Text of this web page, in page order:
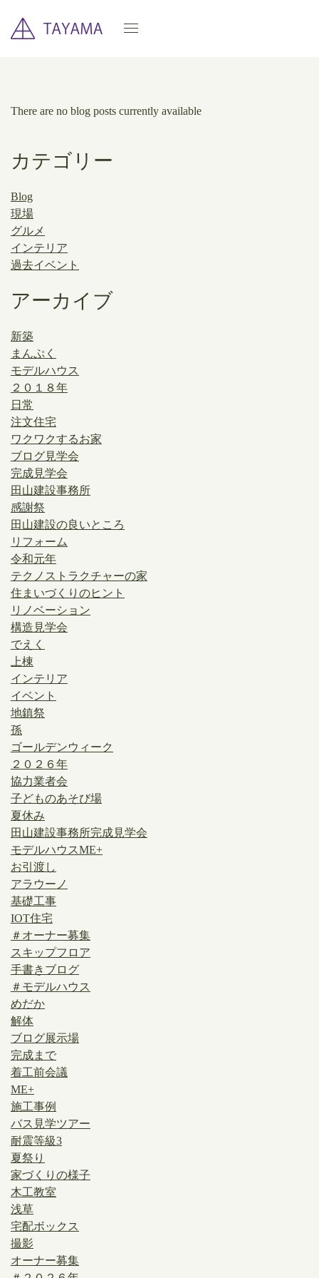
There are no blog posts currently available
カテゴリー
Blog
現場
グルメ
インテリア
過去イベント
アーカイブ
新築
まんぷく
モデルハウス
２０１８年
日常
注文住宅
ワクワクするお家
ブログ見学会
完成見学会
田山建設事務所
感謝祭
田山建設の良いところ
リフォーム
令和元年
テクノストラクチャーの家
住まいづくりのヒント
リノベーション
構造見学会
でえく
上棟
インテリア
イベント
地鎮祭
孫
ゴールデンウィーク
２０２６年
協力業者会
子どものあそび場
夏休み
田山建設事務所完成見学会
モデルハウスME+
お引渡し
アラウーノ
基礎工事
IOT住宅
＃オーナー募集
スキップフロア
手書きブログ
＃モデルハウス
めだか
解体
ブログ展示場
完成まで
着工前会議
ME+
施工事例
バス見学ツアー
耐震等級3
夏祭り
家づくりの様子
木工教室
浅草
宅配ボックス
撮影
オーナー募集